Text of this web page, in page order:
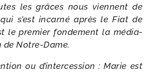
les grâces nous viennent de
s’est incar­né après le Fiat de
le pre­mier fon­de­ment la média­
de Notre-Dame.
ou d’intercession : Marie est